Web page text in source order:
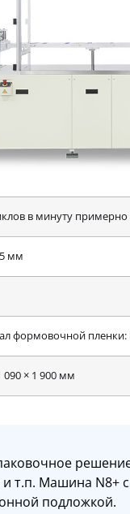
в минуту
мм
формовочной
090 × 1 900 мм
т.п. Машина N8+
подложкой.